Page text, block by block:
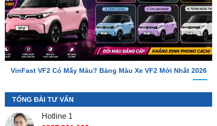
VinFast VF2 Có Mấy Màu? Bảng Màu Xe VF2 Mới Nhất 2026
TỔNG ĐÀI TƯ VẤN
Hotline 1
0987.801.029